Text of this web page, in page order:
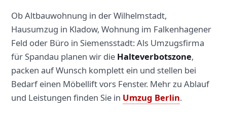
Ob Altbauwohnung in der Wilhelmstadt,
Hausumzug in Kladow, Wohnung im Falkenhagener
Feld oder Büro in Siemensstadt: Als Umzugsfirma
für Spandau planen wir die Halteverbotszone,
packen auf Wunsch komplett ein und stellen bei
Bedarf einen Möbellift vors Fenster. Mehr zu Ablauf
und Leistungen finden Sie in Umzug Berlin.